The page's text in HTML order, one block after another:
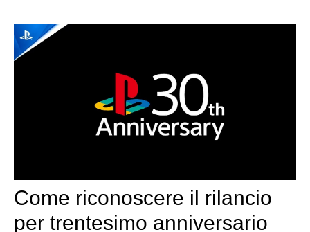
Come riconoscere il rilancio
per trentesimo anniversario